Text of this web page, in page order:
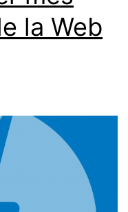
la Web